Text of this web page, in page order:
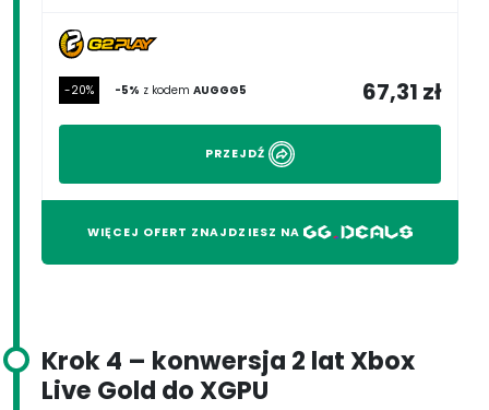
-20% -5% z kodem AUGGG5 67,31 zł
PRZEJDŹ
WIĘCEJ OFERT ZNAJDZIESZ NA
Krok4 – konwersja 2 lat Xbox
Live Gold do XGPU